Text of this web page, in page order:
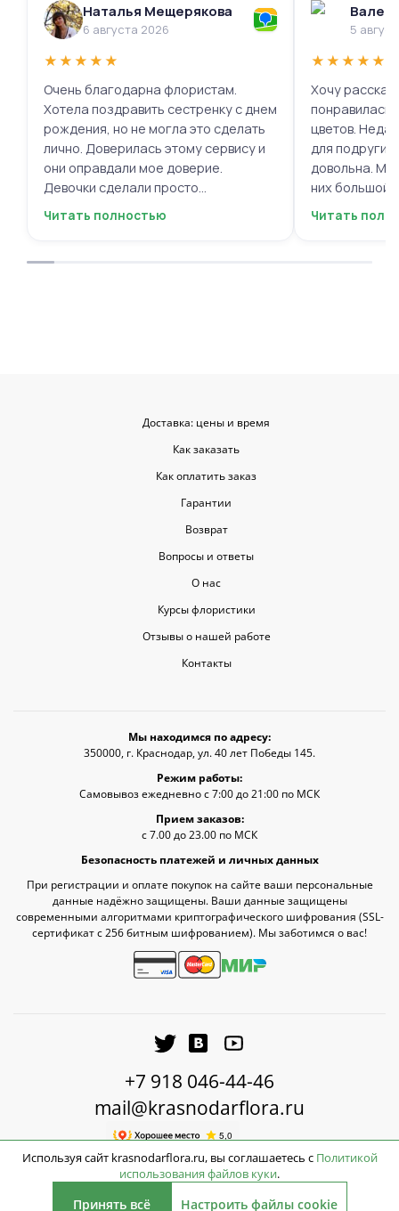
Используя сайт krasnodarflora.ru, вы соглашаетесь с Политикой
использования файлов куки.
Принять всё Настроить файлы cookie
руб.
Нет в наличии
Наталья Мещерякова
6 августа 2026
★★★★★
Очень благодарна флористам.
Хотела поздравить сестренку с днем
рождения, но не могла это сделать
лично. Доверилась этому сервису и
они оправдали мое доверие.
Девочки сделали просто
фантастическую цветочную
для согласования. Все заботливо
Читать полностью
5
★★★★★
Хочу
понравилась
цветов.
для подруги,
довольна.
них большой
композиций,
Читать
Доставка: цены и время
Как заказать
Как оплатить заказ
Гарантии
Возврат
Вопросы и ответы
О нас
Курсы флористики
Отзывы о нашей работе
Контакты
Мы находимся по адресу:
350000, г. Краснодар, ул. 40 лет Победы 145.
Режим работы:
Самовывоз ежедневно с 7:00 до 21:00 по МСК
Прием заказов:
с 7.00 до 23.00 по МСК
Безопасность платежей и личных данных
При регистрации и оплате покупок на сайте ваши персональные
данные надёжно защищены. Ваши данные защищены
современными алгоритмами криптографического шифрования (SSL-
сертификат c 256 битным шифрованием). Мы заботимся о вас!
+7 918 046-44-46
mail@krasnodarflora.ru